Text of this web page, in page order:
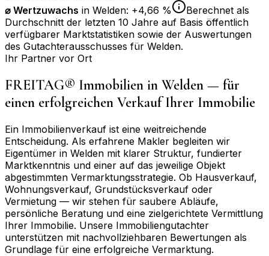
⌀ Wertzuwachs in Welden: +4,66 %
Berechnet als
Durchschnitt der letzten 10 Jahre auf Basis öffentlich
verfügbarer Marktstatistiken sowie der Auswertungen
des Gutachterausschusses für Welden.
Ihr Partner vor Ort
FREITAG® Immobilien in Welden — für
einen erfolgreichen Verkauf Ihrer Immobilie
Ein Immobilienverkauf ist eine weitreichende
Entscheidung. Als erfahrene Makler begleiten wir
Eigentümer in Welden mit klarer Struktur, fundierter
Marktkenntnis und einer auf das jeweilige Objekt
abgestimmten Vermarktungsstrategie. Ob Hausverkauf,
Wohnungsverkauf, Grundstücksverkauf oder
Vermietung — wir stehen für saubere Abläufe,
persönliche Beratung und eine zielgerichtete Vermittlung
Ihrer Immobilie. Unsere Immobiliengutachter
unterstützen mit nachvollziehbaren Bewertungen als
Grundlage für eine erfolgreiche Vermarktung.